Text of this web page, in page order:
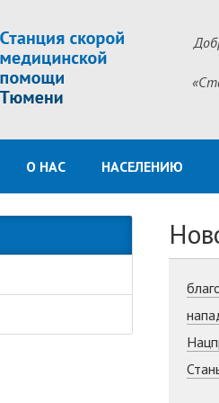
О НАС НАСЕЛЕНИЮ